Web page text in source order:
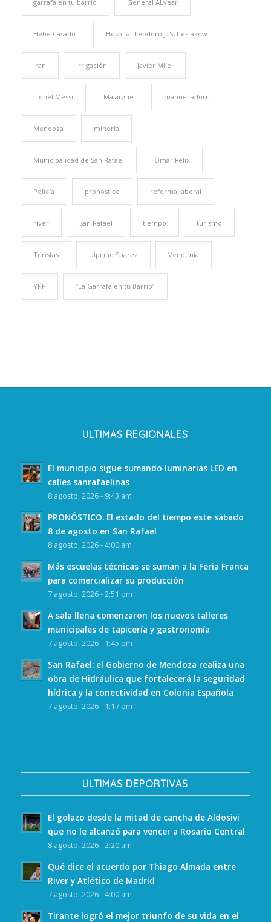
garrafa en tu barrio General ALvear
Hebe Casado Hospital Teodoro J. Schestakow
Iran Irrigación Javier Milei
Lionel Messi Malargüe manuel adorni
Mendoza minería
Municipalidad de San Rafael Omar Félix
Policía pronóstico reforma laboral
river San Rafael tiempo turismo
Turistas Ulpiano Suarez Vendimia
YPF “La Garrafa en tu Barrio”
ULTIMAS REGIONALES
El municipio sigue sumando luminarias LED en
calles sanrafaelinas
8 agosto, 2026 - 9:43 am
PRONÓSTICO. El estado del tiempo este sábado
8 de agosto en San Rafael
8 agosto, 2026 - 4:00 am
Más escuelas técnicas se suman a la Feria Franca
para comercializar su producción
7 agosto, 2026 - 2:51 pm
A sala llena comenzaron los nuevos talleres
municipales de tapicería y gastronomía
7 agosto, 2026 - 1:45 pm
San Rafael: el Gobierno de Mendoza realiza una
obra de Hidráulica que fortalecerá la seguridad
hídrica y la conectividad en Colonia Española
7 agosto, 2026 - 1:17 pm
ULTIMAS DEPORTIVAS
El golazo desde la mitad de cancha de Aldosivi
que no le alcanzó para vencer a Rosario Central
8 agosto, 2026 - 2:20 am
Qué dice el acuerdo por Thiago Almada entre
River y Atlético de Madrid
7 agosto, 2026 - 4:00 am
Tirante logró el mejor triunfo de su vida en el